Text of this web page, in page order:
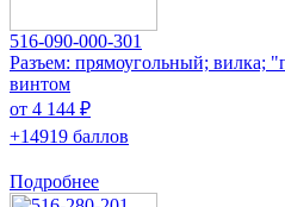
516-090-000-301
Разъем: прямоугольный; вилка;
винтом
от 4 144 ₽
+14919 баллов
Подробнее